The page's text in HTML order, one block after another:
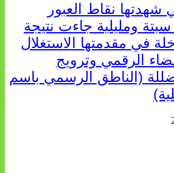
شهدتها نقاط العبور
سبتة ومليلية جاءت نتيجة
في مقدمتها الاستغلال
الرقمي وترويج
(الناطق الرسمي باسم